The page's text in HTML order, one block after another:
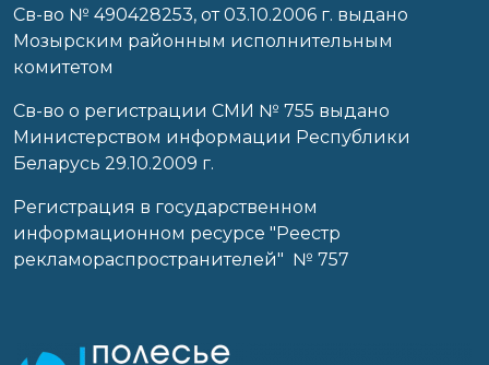
Cв-во № 490428253, от 03.10.2006 г. выдано
Мозырским районным исполнительным
комитетом
Св-во о регистрации СМИ № 755 выдано
Министерством информации Республики
Беларусь 29.10.2009 г.
Регистрация в государственном
информационном ресурсе "Реестр
рекламораспространителей" № 757